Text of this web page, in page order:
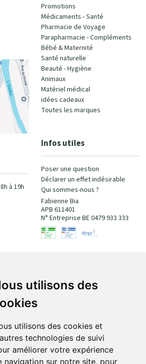
utilisons des
utilisons des cookies et
technologies de suivi
améliorer votre expérience
navigation sur notre site, pour
à 19h
Promotions
Médicaments - Santé
Pharmacie de Voyage
Parapharmacie - Compléments
Bébé & Maternité
Santé naturelle
Beauté - Hygiène
Animaux
Matériel médical
idées cadeaux
Toutes les marques
Infos utiles
Poser une question
Déclarer un effet indésirable
Qui sommes-nous ?
Fabienne Bia
APB 611401
N° Entreprise BE 0479 933 333
100% sécurisé
Retrait et livraison